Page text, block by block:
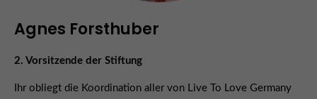
Agnes Forsthuber
2. Vorsitzende der Stiftung
Ihr obliegt die Koordination aller von Live To Love Germany